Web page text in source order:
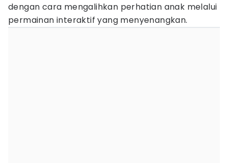
dengan cara mengalihkan perhatian anak melalui
permainan interaktif yang menyenangkan.